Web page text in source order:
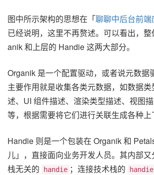
图中所示架构的思想在「聊聊中后台前端
已经说明，这里不再赘述。可以看出，
anik 和上层的 Handie 这两大部分。
Organik 是一个配置驱动，或者说元数据
主要作用就是收集各类元数据，如数据
述、UI 组件描述、渲染类型描述、视图
等，根据需要将它们进行关联生成各种上
Handie 则是一个包装在 Organik 和
儿」，直接面向业务开发人员。其内部
栈无关的
handie ；连接技术栈的